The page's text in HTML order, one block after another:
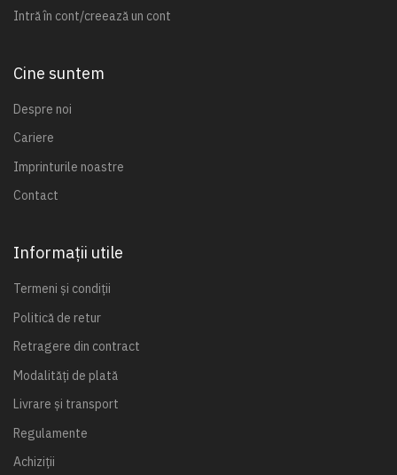
Intră în cont/creează un cont
Cine suntem
Despre noi
Cariere
Imprinturile noastre
Contact
Informații utile
Termeni și condiții
Politică de retur
Retragere din contract
Modalități de plată
Livrare și transport
Regulamente
Achiziții